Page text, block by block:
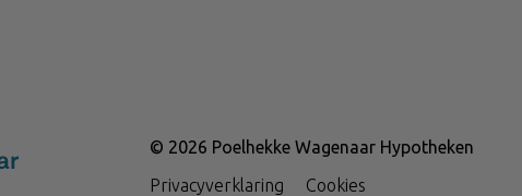
© 2026 Poelhekke Wagenaar Hypotheken
Privacyverklaring
Cookies